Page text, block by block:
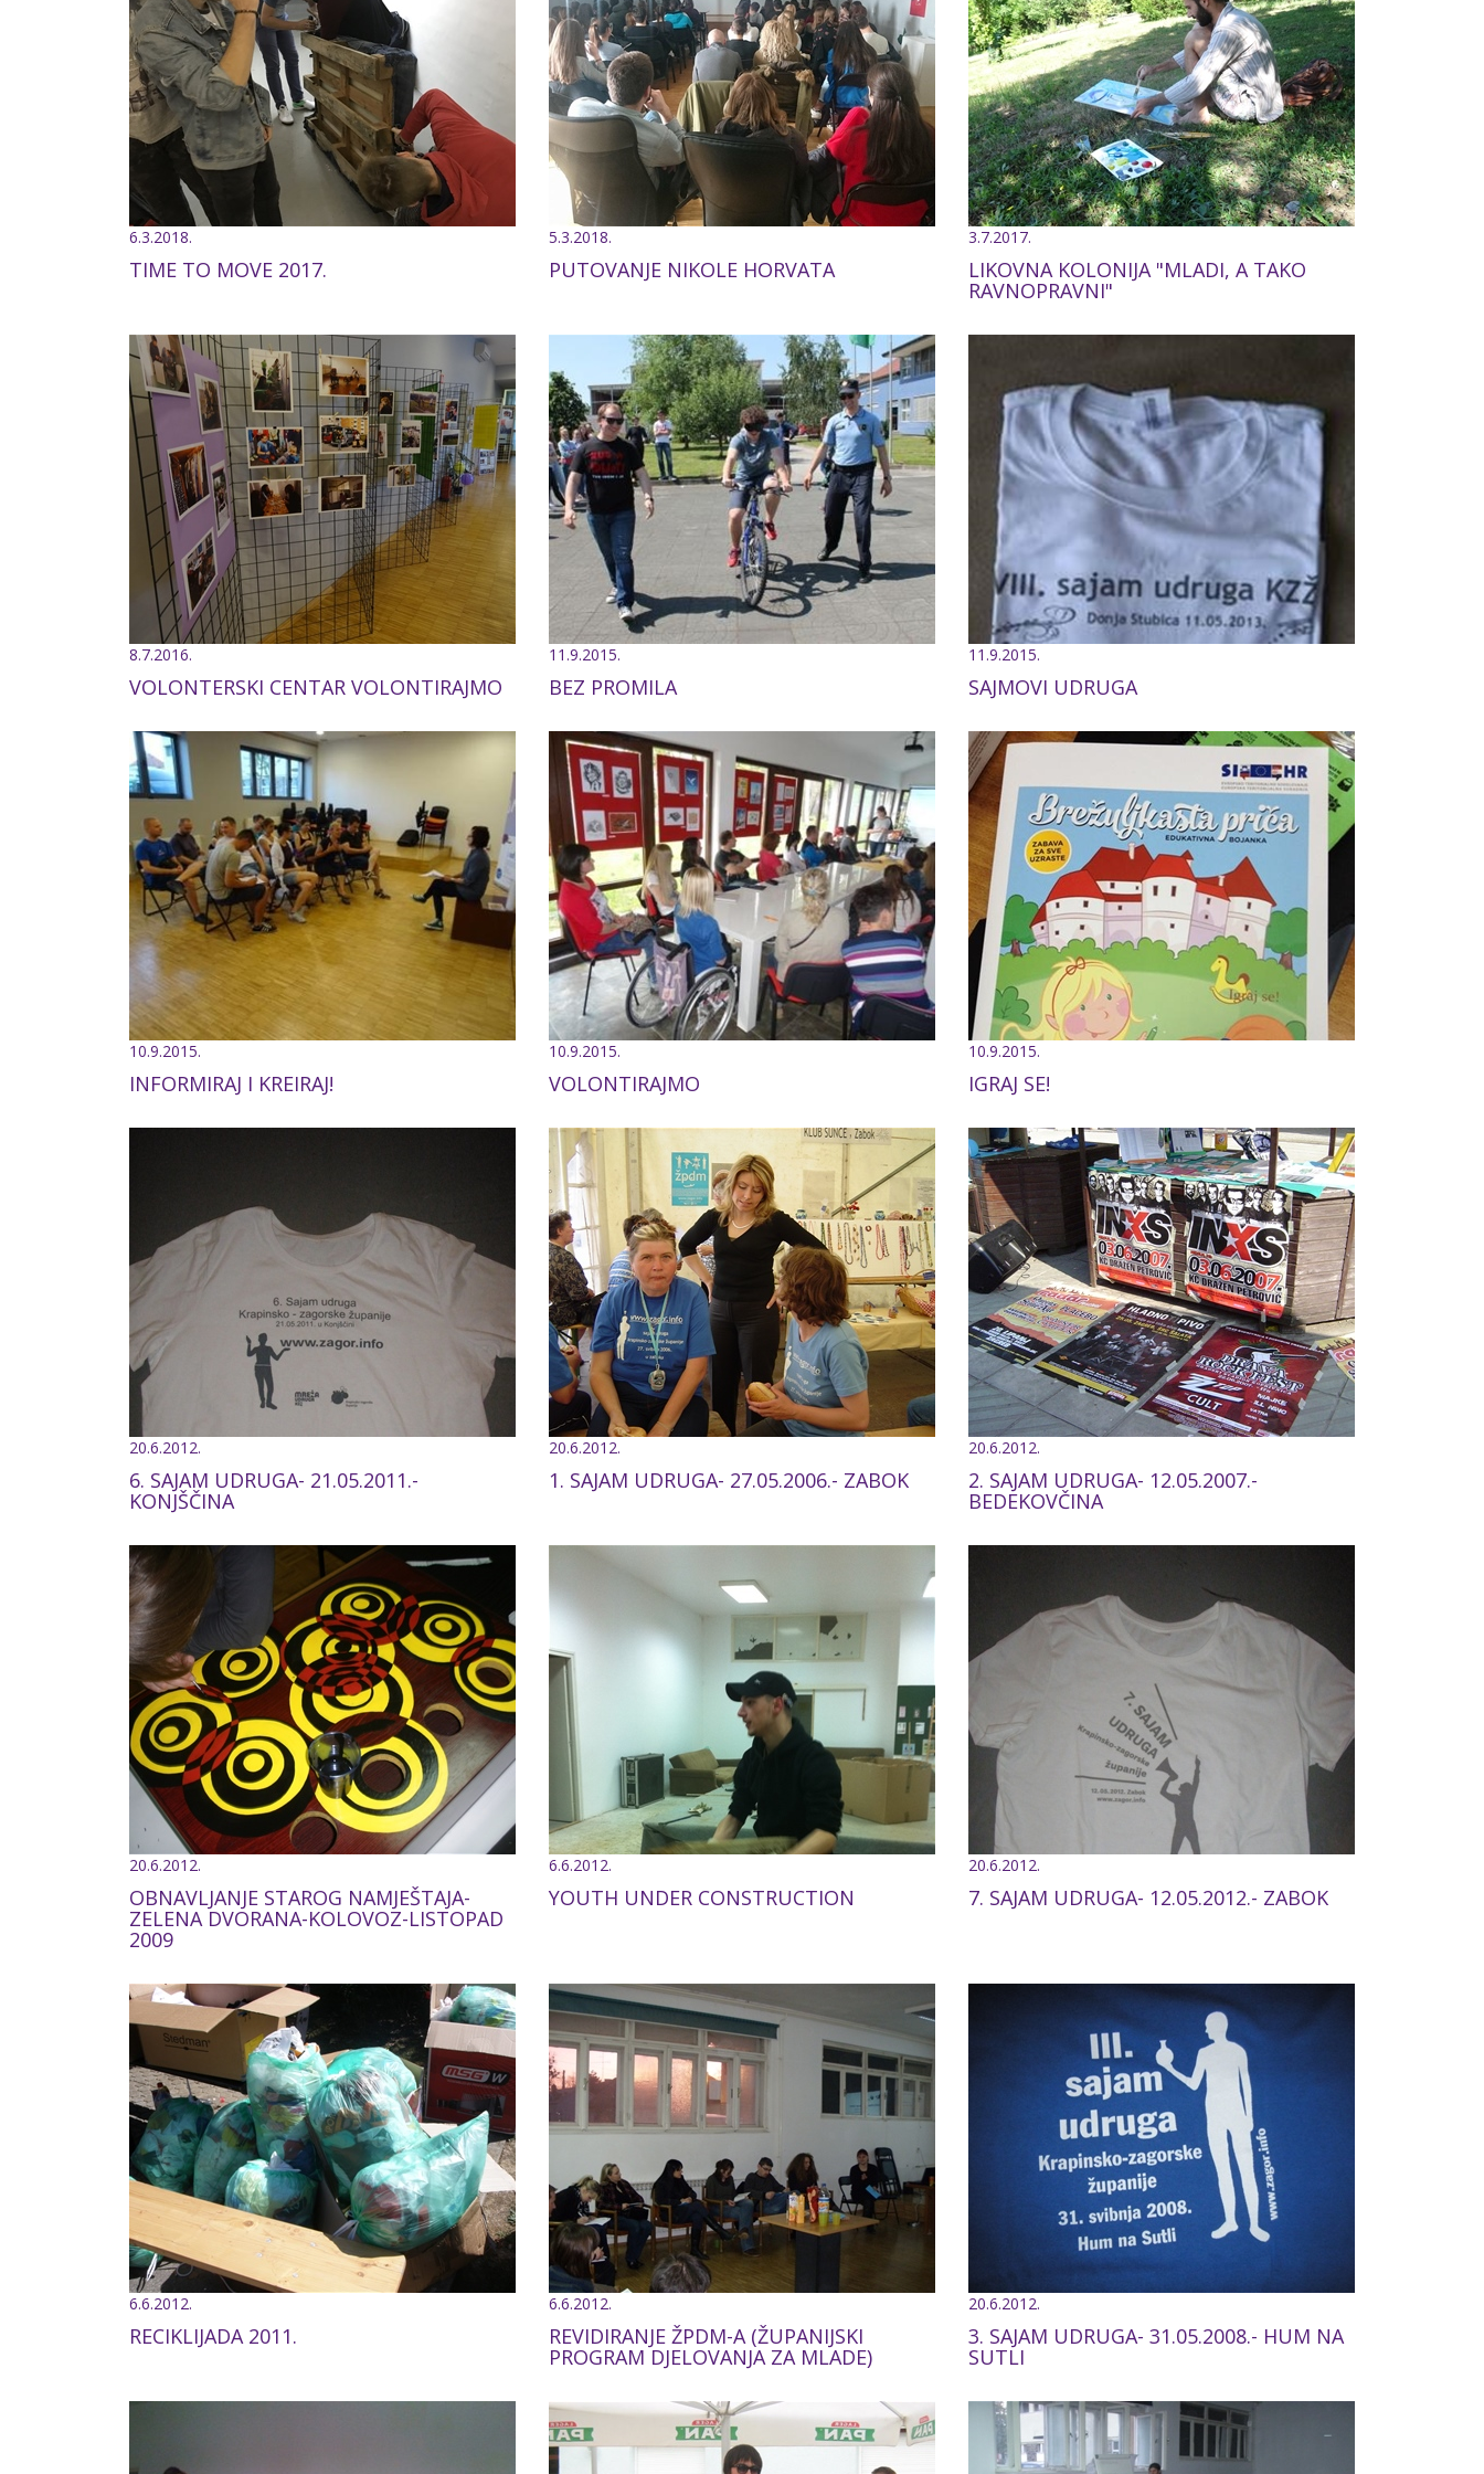
6.3.2018.
TIME TO MOVE 2017.
5.3.2018.
PUTOVANJE NIKOLE HORVATA
3.7.2017.
LIKOVNA KOLONIJA "MLADI, A TAKO
RAVNOPRAVNI"
8.7.2016.
VOLONTERSKI CENTAR VOLONTIRAJMO
11.9.2015.
BEZ PROMILA
11.9.2015.
SAJMOVI UDRUGA
10.9.2015.
INFORMIRAJ I KREIRAJ!
10.9.2015.
VOLONTIRAJMO
10.9.2015.
IGRAJ SE!
20.6.2012.
6. SAJAM UDRUGA- 21.05.2011.-
KONJŠČINA
20.6.2012.
1. SAJAM UDRUGA- 27.05.2006.- ZABOK
20.6.2012.
2. SAJAM UDRUGA- 12.05.2007.-
BEDEKOVČINA
20.6.2012.
OBNAVLJANJE STAROG NAMJEŠTAJA-
ZELENA DVORANA-KOLOVOZ-LISTOPAD
2009
6.6.2012.
YOUTH UNDER CONSTRUCTION
20.6.2012.
7. SAJAM UDRUGA- 12.05.2012.- ZABOK
6.6.2012.
RECIKLIJADA 2011.
6.6.2012.
REVIDIRANJE ŽPDM-A (ŽUPANIJSKI
PROGRAM DJELOVANJA ZA MLADE)
20.6.2012.
3. SAJAM UDRUGA- 31.05.2008.- HUM NA
SUTLI